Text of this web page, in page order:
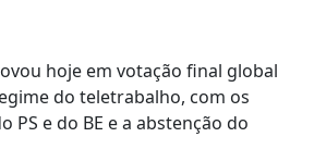
hoje em votação final global
do teletrabalho, com os
PS e do BE e a abstenção do